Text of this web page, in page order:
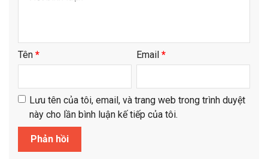
Tên * Email *
Lưu tên của tôi, email, và trang web trong trình duyệt
này cho lần bình luận kế tiếp của tôi.